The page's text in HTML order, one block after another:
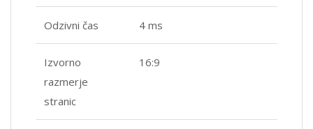
Odzivni čas 4 ms
Izvorno
razmerje
stranic
16:9